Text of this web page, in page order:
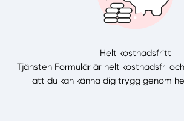
Helt kostnadsfritt
Tjänsten Formulär är helt kostnadsfri
att du kan känna dig trygg genom